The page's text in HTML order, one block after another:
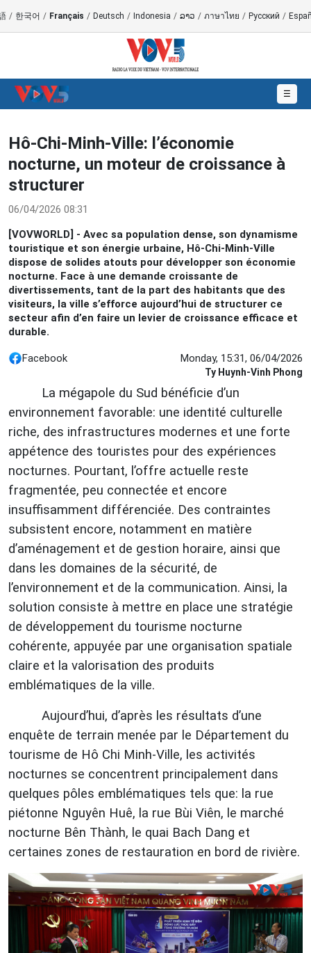
/ 한국어 / Français / Deutsch / Indonesia / ລາວ / ภาษาไทย / Русский /
☰
Hô-Chi-Minh-Ville: l’économie
nocturne, un moteur de croissance à
structurer
06/04/2026 08:31
[VOVWORLD] - Avec sa population dense, son dynamisme
touristique et son énergie urbaine, Hô-Chi-Minh-Ville
dispose de solides atouts pour développer son économie
nocturne. Face à une demande croissante de
divertissements, tant de la part des habitants que des
visiteurs, la ville s’efforce aujourd’hui de structurer ce
secteur afin d’en faire un levier de croissance efficace et
durable.
Facebook Monday, 15:31, 06/04/2026
Ty Huynh-Vinh Phong
La mégapole du Sud bénéficie d’un
environnement favorable: une identité culturelle
riche, des infrastructures modernes et une forte
appétence des touristes pour des expériences
nocturnes. Pourtant, l’offre actuelle reste
fragmentée, peu connectée et encore
insuffisamment différenciée. Des contraintes
subsistent encore, notamment en matière
d’aménagement et de gestion horaire, ainsi que
dans les domaines de la sécurité, de
l’environnement et de la communication. Ainsi, la
solution consiste à mettre en place une stratégie
de développement du tourisme nocturne
cohérente, appuyée par une organisation spatiale
claire et la valorisation des produits
emblématiques de la ville.
Aujourd’hui, d’après les résultats d’une
enquête de terrain menée par le Département du
tourisme de Hô Chi Minh-Ville, les activités
nocturnes se concentrent principalement dans
quelques pôles emblématiques tels que: la rue
piétonne Nguyên Huê, la rue Bùi Viên, le marché
nocturne Bên Thành, le quai Bach Dang et
certaines zones de restauration en bord de rivière.